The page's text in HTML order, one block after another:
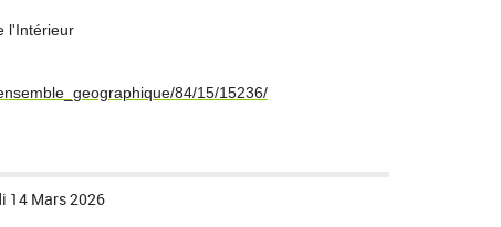
l'Intérieur
84/15/15236/
14 Mars 2026